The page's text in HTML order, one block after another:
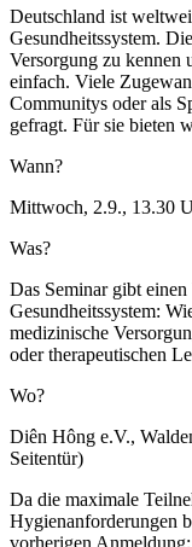
Deutschland ist
Gesundheitssystem.
Versorgung zu kennen
einfach. Viele
Communitys oder als
gefragt. Für sie bieten
Wann?
Mittwoch, 2.9., 13.30
Was?
Das Seminar gibt
Gesundheitssystem:
medizinische
oder therapeutischen
Wo?
Diên Hông e.V.,
Seitentür)
Da die maximale
Hygienanforderungen